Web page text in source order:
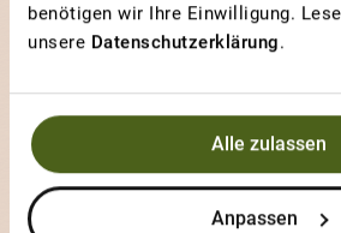
benötigen wir Ihre Einwilligung.
unsere Datenschutzerklärung.
Alle zulassen
Anpassen
mignon